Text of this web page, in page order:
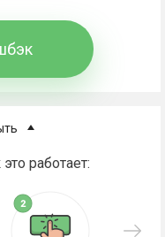
работает: